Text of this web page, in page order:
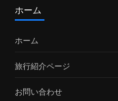
ホーム
ホーム
旅行紹介ページ
お問い合わせ